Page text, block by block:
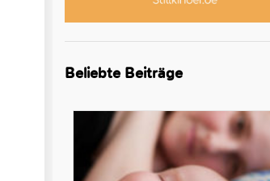
Beliebte Beiträge